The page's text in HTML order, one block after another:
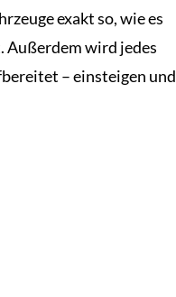
exakt so, wie es
wird jedes
– einsteigen und